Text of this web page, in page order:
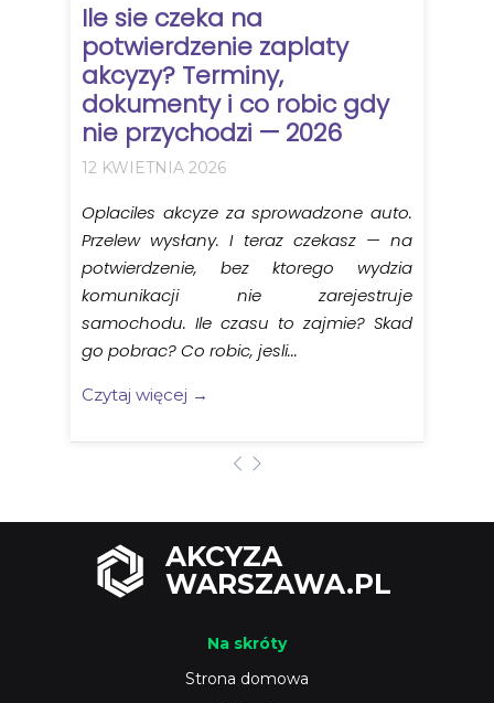
AKCYZA
WARSZAWA.PL
Na skróty
Strona domowa
Ile sie czeka na
potwierdzenie zaplaty
akcyzy? Terminy,
dokumenty i co robic gdy
nie przychodzi — 2026
12 KWIETNIA 2026
Oplaciles akcyze za sprowadzone auto.
Przelew wysłany. I teraz czekasz — na
potwierdzenie, bez ktorego wydzia
komunikacji nie zarejestruje
samochodu. Ile czasu to zajmie? Skad
go pobrac? Co robic, jesli...
Czytaj więcej →